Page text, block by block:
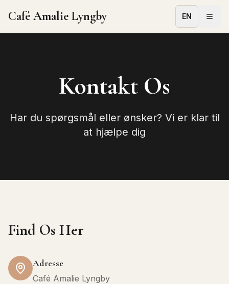
Café Amalie Lyngby EN
Kontakt Os
Har du spørgsmål eller ønsker? Vi er klar til
at hjælpe dig
Find Os Her
Adresse
Café Amalie Lyngby